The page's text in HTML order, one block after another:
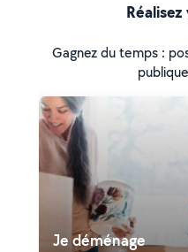
Gagnez du temps :
Je déménage